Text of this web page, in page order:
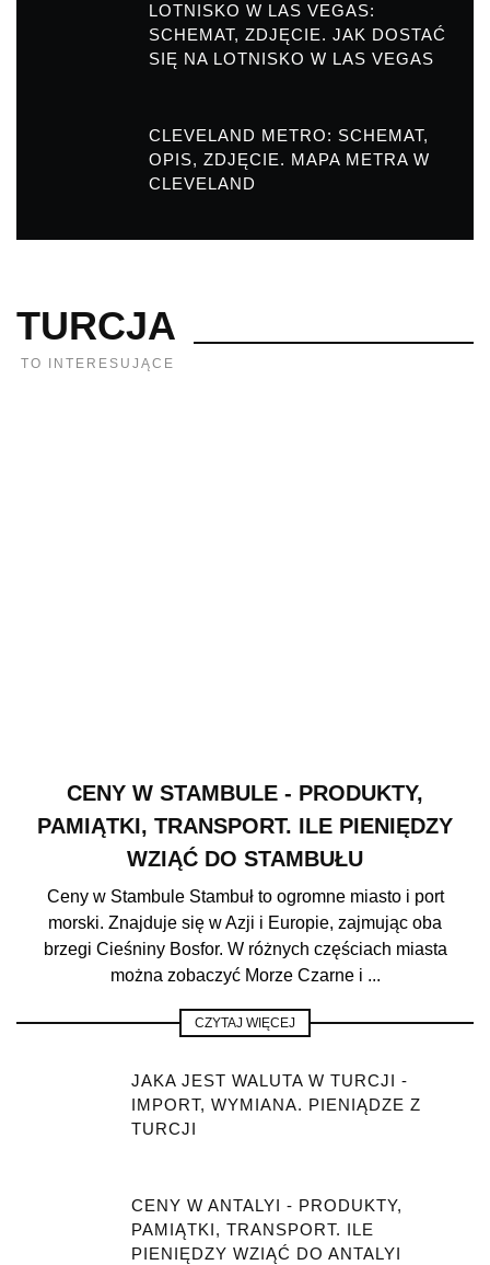
LOTNISKO W LAS VEGAS:
SCHEMAT, ZDJĘCIE. JAK DOSTAĆ
SIĘ NA LOTNISKO W LAS VEGAS
CLEVELAND METRO: SCHEMAT,
OPIS, ZDJĘCIE. MAPA METRA W
CLEVELAND
TURCJA
TO INTERESUJĄCE
CENY W STAMBULE - PRODUKTY,
PAMIĄTKI, TRANSPORT. ILE PIENIĘDZY
WZIĄĆ DO STAMBUŁU
Ceny w Stambule Stambuł to ogromne miasto i port
morski. Znajduje się w Azji i Europie, zajmując oba
brzegi Cieśniny Bosfor. W różnych częściach miasta
można zobaczyć Morze Czarne i ...
CZYTAJ WIĘCEJ
JAKA JEST WALUTA W TURCJI -
IMPORT, WYMIANA. PIENIĄDZE Z
TURCJI
CENY W ANTALYI - PRODUKTY,
PAMIĄTKI, TRANSPORT. ILE
PIENIĘDZY WZIĄĆ DO ANTALYI